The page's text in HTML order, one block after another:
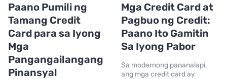
Paano Pumili ng
Tamang Credit
Card para sa Iyong
Mga
Pangangailangang
Pinansyal
Mga Credit Card at
Pagbuo ng Credit:
Paano Ito Gamitin
Sa Iyong Pabor
Sa modernong pananalapi,
ang mga credit card ay